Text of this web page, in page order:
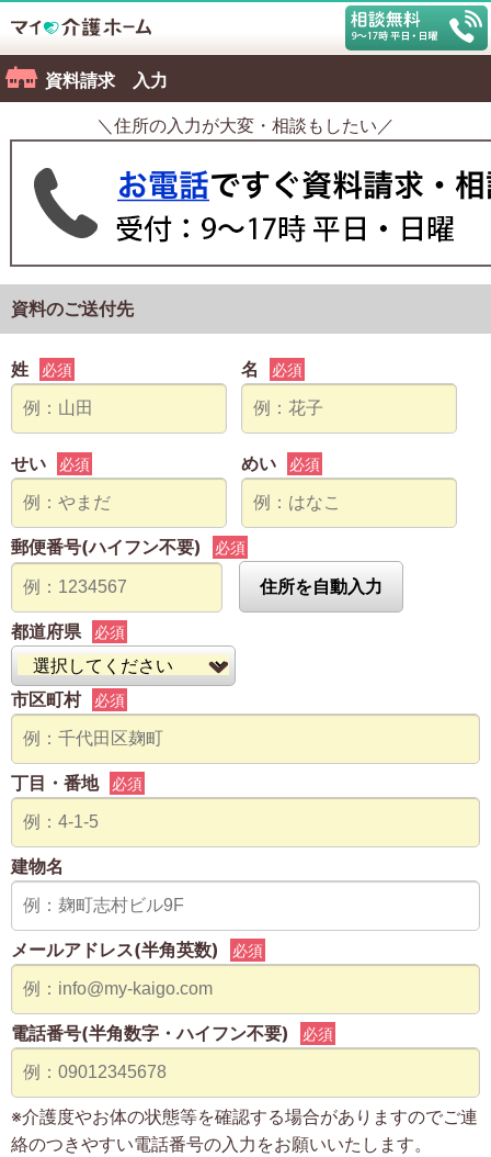
資料請求 入力
＼住所の入力が大変・相談もしたい／
資料のご送付先
姓 必須 名 必須
せい 必須 めい 必須
郵便番号(ハイフン不要) 必須
住所を自動入力
都道府県 必須
市区町村 必須
丁目・番地 必須
建物名
メールアドレス(半角英数) 必須
電話番号(半角数字・ハイフン不要) 必須
※介護度やお体の状態等を確認する場合がありますのでご連
絡のつきやすい電話番号の入力をお願いいたします。